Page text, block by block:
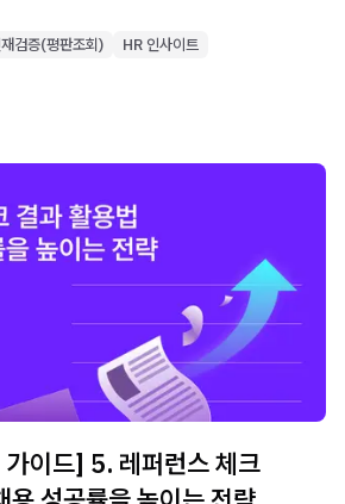
을 소개합니다.
검증(평판조회) HR 인사이트
이드] 5. 레퍼런스 체크